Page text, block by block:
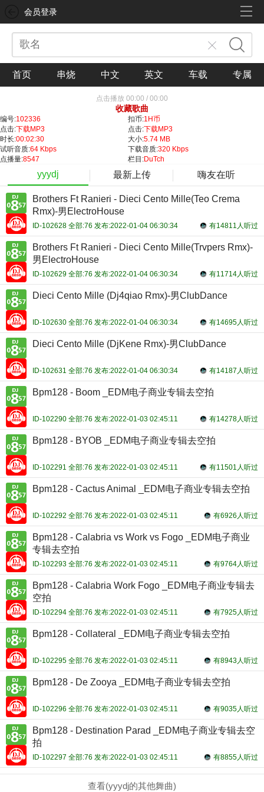
会员登录
首页 串烧 中文 英文 车载 专属
点击播放 00:00 / 00:00
收藏歌曲
编号:102336 扣币:1H币
点击:下载MP3 点击:下载MP3
时长:00:02:30 大小:5.74 MB
试听音质:64 Kbps 下载音质:320 Kbps
点播量:8547 栏目:DuTch
yyydj 最新上传 嗨友在听
Brothers Ft Ranieri - Dieci Cento Mille(Teo Crema
Rmx)-男ElectroHouse
有14811人听过
ID-102628 全部:76 发布:2022-01-04 06:30:34
Brothers Ft Ranieri - Dieci Cento Mille(Trvpers Rmx)-
男ElectroHouse
有11714人听过
ID-102629 全部:76 发布:2022-01-04 06:30:34
Dieci Cento Mille (Dj4qiao Rmx)-男ClubDance
有14695人听过
ID-102630 全部:76 发布:2022-01-04 06:30:34
Dieci Cento Mille (DjKene Rmx)-男ClubDance
有14187人听过
ID-102631 全部:76 发布:2022-01-04 06:30:34
Bpm128 - Boom _EDM电子商业专辑去空拍
有14278人听过
ID-102290 全部:76 发布:2022-01-03 02:45:11
Bpm128 - BYOB _EDM电子商业专辑去空拍
有11501人听过
ID-102291 全部:76 发布:2022-01-03 02:45:11
Bpm128 - Cactus Animal _EDM电子商业专辑去空拍
有6926人听过
ID-102292 全部:76 发布:2022-01-03 02:45:11
Bpm128 - Calabria vs Work vs Fogo _EDM电子商业
专辑去空拍
有9764人听过
ID-102293 全部:76 发布:2022-01-03 02:45:11
Bpm128 - Calabria Work Fogo _EDM电子商业专辑去
空拍
有7925人听过
ID-102294 全部:76 发布:2022-01-03 02:45:11
Bpm128 - Collateral _EDM电子商业专辑去空拍
有8943人听过
ID-102295 全部:76 发布:2022-01-03 02:45:11
Bpm128 - De Zooya _EDM电子商业专辑去空拍
有9035人听过
ID-102296 全部:76 发布:2022-01-03 02:45:11
Bpm128 - Destination Parad _EDM电子商业专辑去空
拍
有8855人听过
ID-102297 全部:76 发布:2022-01-03 02:45:11
查看(yyydj的其他舞曲)